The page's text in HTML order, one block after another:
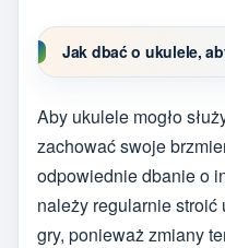
Jak dbać o ukulele,
Aby ukulele mogło
zachować swoje
odpowiednie dbanie o
należy regularnie
gry, ponieważ zmiany